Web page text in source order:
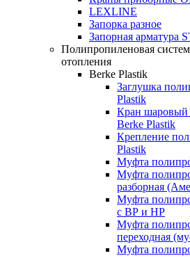
LEXLINE
Запорка разное
Запорная арматура
Полипропиленовая
отопления
Berke Plastik
Заглушка
Plastik
Кран шаровый
Berke Plastik
Крепление
Plastik
Муфта
Муфта
разборная
Муфта
с ВР и НР
Муфта
переходная
Муфта